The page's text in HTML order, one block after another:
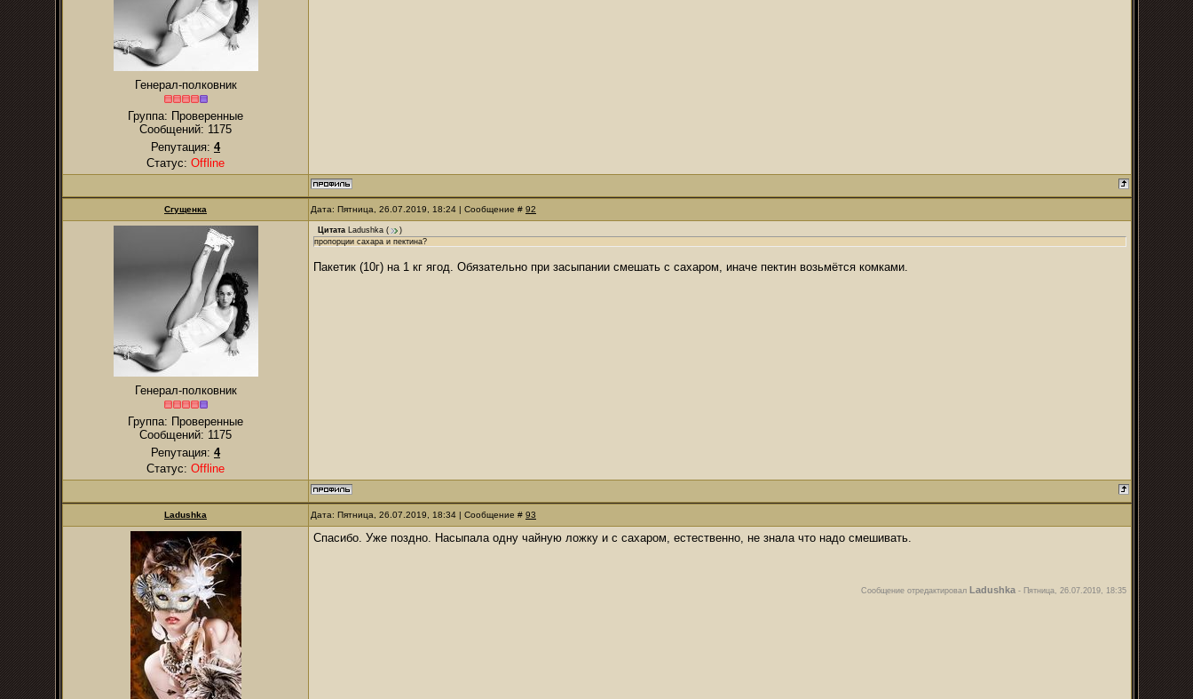
Генерал-полковник
Группа: Проверенные
Сообщений: 1175
Репутация: 4
Статус: Offline
Сгущенка Дата: Пятница, 26.07.2019, 18:24 | Сообщение # 92
Генерал-полковник
Группа: Проверенные
Сообщений: 1175
Репутация: 4
Статус: Offline
Цитата Ladushka (
)
пропорции сахара и пектина?
Пакетик (10г) на 1 кг ягод. Обязательно при засыпании смешать с сахаром, иначе пектин возьмётся комками.
Ladushka Дата: Пятница, 26.07.2019, 18:34 | Сообщение # 93
Спасибо. Уже поздно. Насыпала одну чайную ложку и с сахаром, естественно, не знала что надо смешивать.
Сообщение отредактировал Ladushka - Пятница, 26.07.2019, 18:35